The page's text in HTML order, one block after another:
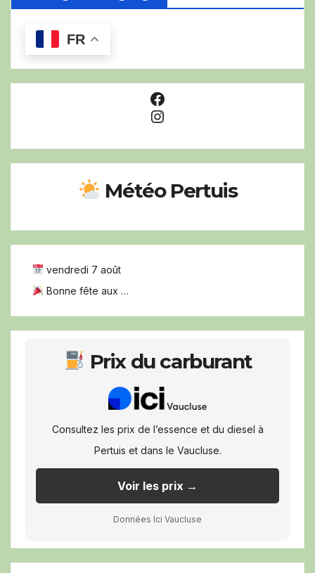
FR
Facebook
Instagram
Météo Pertuis
vendredi 7 août
Bonne fête aux …
Prix du carburant
Consultez les prix de l’essence et du diesel à
Pertuis et dans le Vaucluse.
Voir les prix →
Données Ici Vaucluse